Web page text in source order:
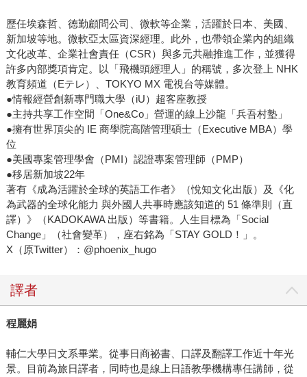
歷任埃森哲、德勤顧問公司、微軟等企業，活躍於日本、美國、
新加坡等地。微軟亞太區資深經理。此外，也帶領企業內的組織
文化改革、企業社會責任（CSR）與多元共融推進工作，並獲得
許多內部獎項肯定。以「飛機頭經理人」的稱號，多次登上 NHK
教育頻道（Eテレ）、TOKYO MX 電視台等媒體。
●情報經營創新專門職大學（iU）超客座教授
●主持共享工作空間「One&Co」營運的線上沙龍「兵吾村塾」
●擁有世界頂尖的 IE 商學院高階管理碩士（Executive MBA）學
位
●美國專案管理學會（PMI）認證專案管理師（PMP）
●移居新加坡22年
著有《成為活躍於全球的英語工作者》（悅知文化出版）及《化
為武器的全球化能力 與外國人共事時應該知道的 51 條準則（直
譯）》（KADOKAWA 出版）等書籍。人生目標為「Social
Change」（社會變革），座右銘為「STAY GOLD！」。
X（原Twitter）：@phoenix_hugo
譯者
程麗娟
輔仁大學日文系畢業。從事日商祕書、口譯及翻譯工作近十年光
景。目前為旅日譯者，同時也是線上日語教學機構專任講師，從